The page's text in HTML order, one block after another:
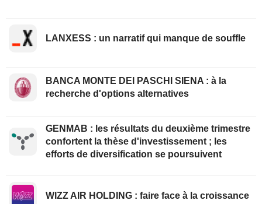
LANXESS : un narratif qui manque de souffle
BANCA MONTE DEI PASCHI SIENA : à la
recherche d'options alternatives
GENMAB : les résultats du deuxième trimestre
confortent la thèse d'investissement ; les
efforts de diversification se poursuivent
WIZZ AIR HOLDING : faire face à la croissance